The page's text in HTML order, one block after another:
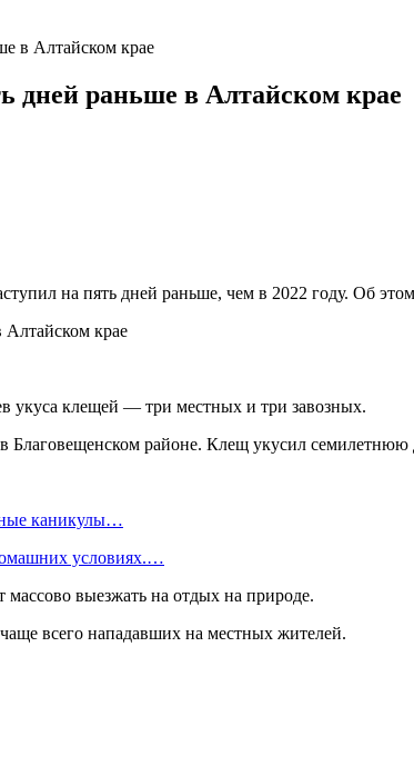
в Алтайском крае
дней раньше в Алтайском крае
на пять дней раньше, чем в 2022 году. Об
укуса клещей — три местных и три завозных.
Благовещенском районе. Клещ укусил семилетнюю
каникулы…
условиях.…
массово выезжать на отдых на природе.
всего нападавших на местных жителей.